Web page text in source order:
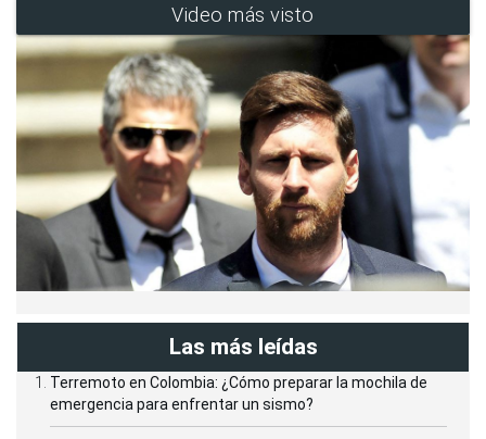
Video más visto
Las más leídas
Terremoto en Colombia: ¿Cómo preparar la mochila de
emergencia para enfrentar un sismo?